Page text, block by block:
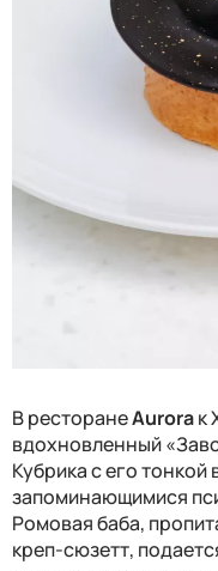
В ресторанеAuroraк
вдохновленный
Кубрика с его тонкой
запоминающимися
Ромовая баба,
креп-сюзетт,